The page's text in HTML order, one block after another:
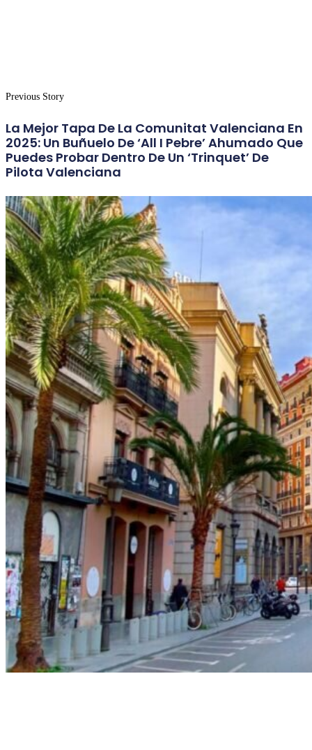
Previous Story
La Mejor Tapa De La Comunitat Valenciana En
2025: Un Buñuelo De ‘all I Pebre’ Ahumado Que
Puedes Probar Dentro De Un ‘trinquet’ De
Pilota Valenciana